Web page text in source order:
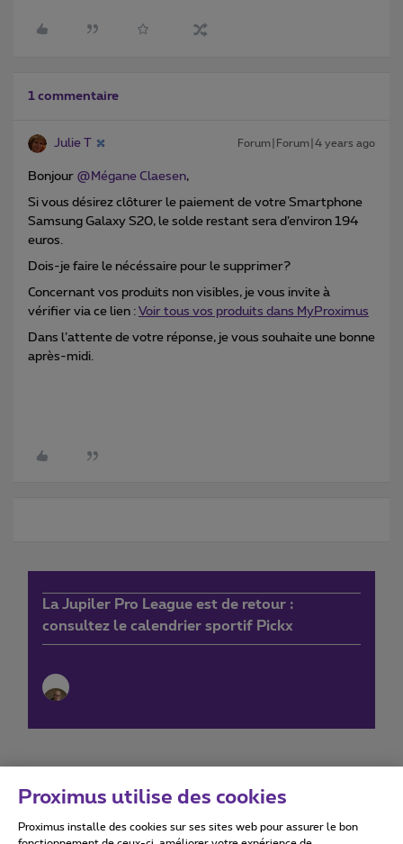
1 commentaire
Julie T Forum|Forum|4 years ago
Bonjour @Mégane Claesen,
Si vous désirez clôturer le paiement de votre Smartphone
Samsung Galaxy S20, le solde restant sera d’environ 194
euros.
Dois-je faire le nécéssaire pour le supprimer?
Concernant vos produits non visibles, je vous invite à
vérifier via ce lien : Voir tous vos produits dans MyProximus
Dans l’attente de votre réponse, je vous souhaite une bonne
après-midi.
La Jupiler Pro League est de retour :
consultez le calendrier sportif Pickx
Conditions d'utilisation Accessibility statement
Proximus utilise des cookies
Proximus installe des cookies sur ses sites web pour assurer le bon